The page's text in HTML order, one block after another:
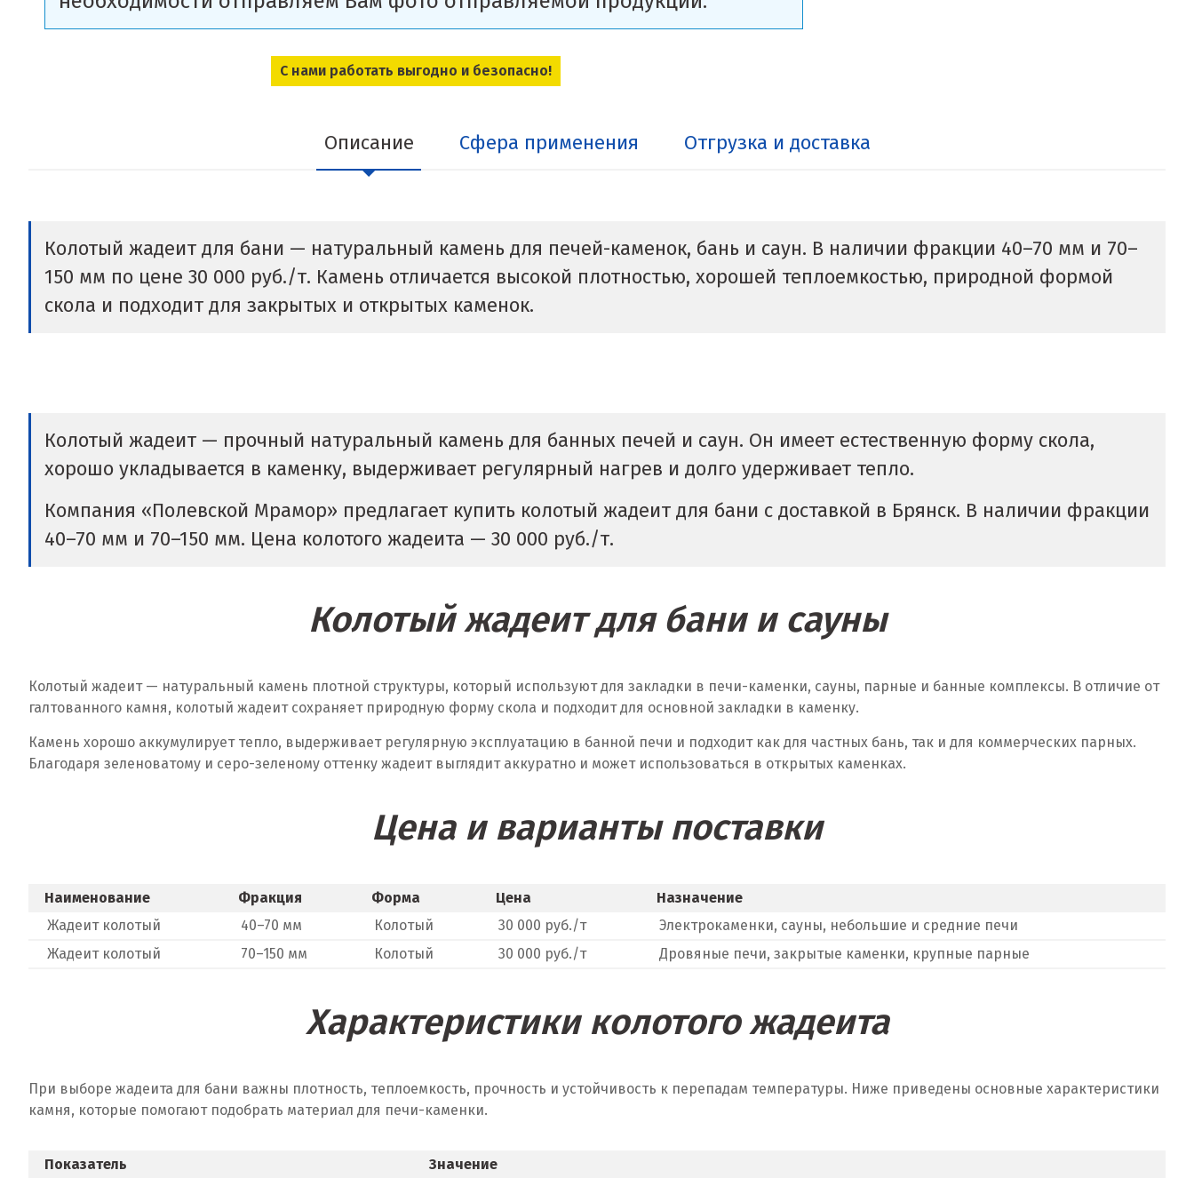
С нами работать выгодно и безопасно!
Описание Сфера применения Отгрузка и доставка
Колотый жадеит для бани — натуральный камень для печей-каменок, бань и саун. В наличии фракции 40–70 мм и 70–
150 мм по цене 30 000 руб./т. Камень отличается высокой плотностью, хорошей теплоемкостью, природной формой
скола и подходит для закрытых и открытых каменок.
Колотый жадеит — прочный натуральный камень для банных печей и саун. Он имеет естественную форму скола,
хорошо укладывается в каменку, выдерживает регулярный нагрев и долго удерживает тепло.
Компания «Полевской Мрамор» предлагает купить колотый жадеит для бани с доставкой в Брянск. В наличии фракции
40–70 мм и 70–150 мм. Цена колотого жадеита — 30 000 руб./т.
Колотый жадеит для бани и сауны
Колотый жадеит — натуральный камень плотной структуры, который используют для закладки в печи-каменки, сауны, парные и банные комплексы. В отличие от
галтованного камня, колотый жадеит сохраняет природную форму скола и подходит для основной закладки в каменку.
Камень хорошо аккумулирует тепло, выдерживает регулярную эксплуатацию в банной печи и подходит как для частных бань, так и для коммерческих парных.
Благодаря зеленоватому и серо-зеленому оттенку жадеит выглядит аккуратно и может использоваться в открытых каменках.
Цена и варианты поставки
Наименование Фракция Форма Цена
Назначение
Жадеит колотый
40–70 мм Колотый 30 000 руб./т
Электрокаменки, сауны, небольшие и средние печи
Жадеит колотый
70–150 мм Колотый 30 000 руб./т Дровяные печи, закрытые каменки, крупные парные
Характеристики колотого жадеита
При выборе жадеита для бани важны плотность, теплоемкость, прочность и устойчивость к перепадам температуры. Ниже приведены основные характеристики
камня, которые помогают подобрать материал для печи-каменки.
Показатель
Значение